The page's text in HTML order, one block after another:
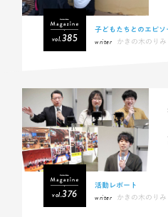
vol.385
子どもたちとのエピソ
writer
かきの木のりみ
vol.376
活動レポート
writer
かきの木のりみ